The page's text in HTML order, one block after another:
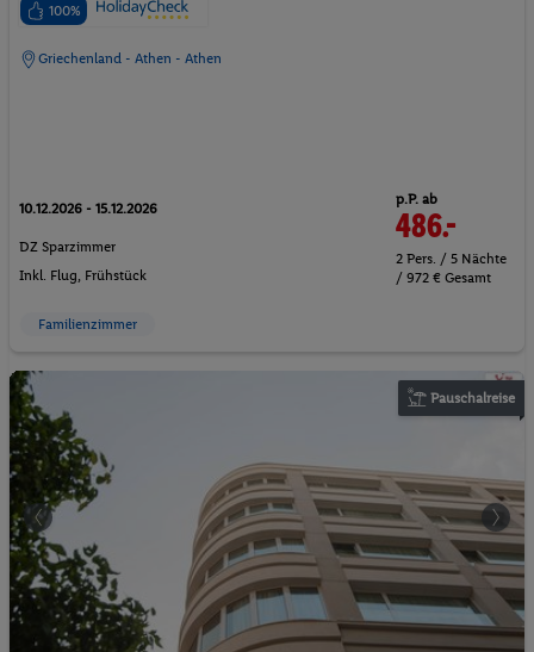
100%
Griechenland - Athen - Athen
10.12.2026 - 15.12.2026
DZ Sparzimmer
Inkl. Flug, Frühstück
p.P. ab
486.-
2 Pers. / 5 Nächte
/ 972 € Gesamt
Familienzimmer
Pauschalreise